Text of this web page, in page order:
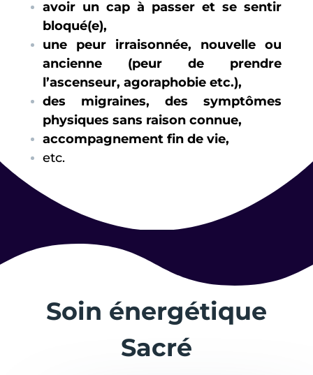
avoir un cap à passer et se sentir
bloqué(e),
une peur irraisonnée, nouvelle ou
ancienne (peur de prendre
l’ascenseur, agoraphobie etc.),
des migraines, des symptômes
physiques sans raison connue,
accompagnement fin de vie,
etc.
Soin énergétique
Sacré